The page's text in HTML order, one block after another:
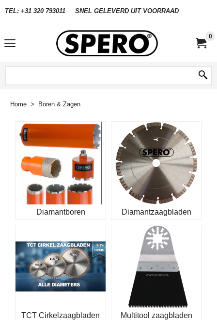
TEL: +31 320 793011 SNEL GELEVERD UIT VOORRAAD
0
Home > Boren & Zagen
Diamantboren Diamantzaagbladen
TCT Cirkelzaagbladen Multitool zaagbladen